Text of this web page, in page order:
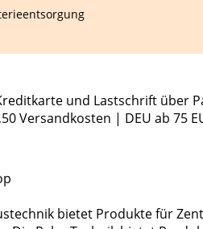
und Lastschrift über
Versandkosten | DEU ab 75
bietet Produkte für